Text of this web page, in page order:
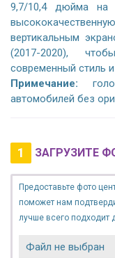
9,7/10,4 дюйма на
вертикальным
(2017-2020),
современный стиль
Примечание:
автомобилей без
1 ЗАГРУЗИТЕ
Предоставьте фото
поможет нам
лучше всего подходит
Файл не выбран